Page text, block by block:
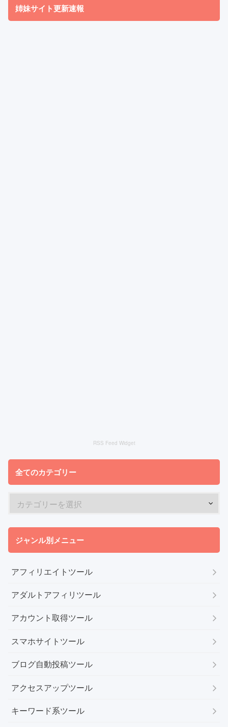
姉妹サイト更新速報
RSS Feed Widget
全てのカテゴリー
ジャンル別メニュー
アフィリエイトツール
アダルトアフィリツール
アカウント取得ツール
スマホサイトツール
ブログ自動投稿ツール
アクセスアップツール
キーワード系ツール